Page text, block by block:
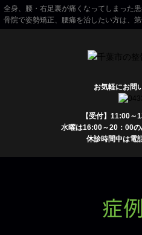
全身、腰・右足裏が痛くなってしまった
骨院で姿勢矯正、腰痛を治したい方は、
お気軽にお問
【受付】11:00
水曜は16:00～20：00の
休診時間中は電
症